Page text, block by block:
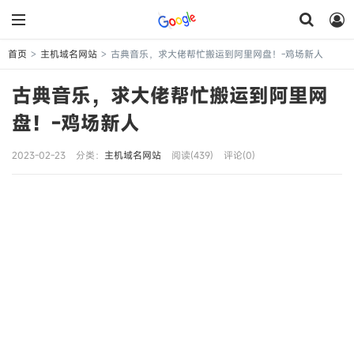
首页 > 主机域名网站 > 古典音乐，求大佬帮忙搬运到阿里网盘！-鸡场新人
古典音乐，求大佬帮忙搬运到阿里网
盘！-鸡场新人
2023-02-23 分类： 主机域名网站 阅读(439) 评论(0)